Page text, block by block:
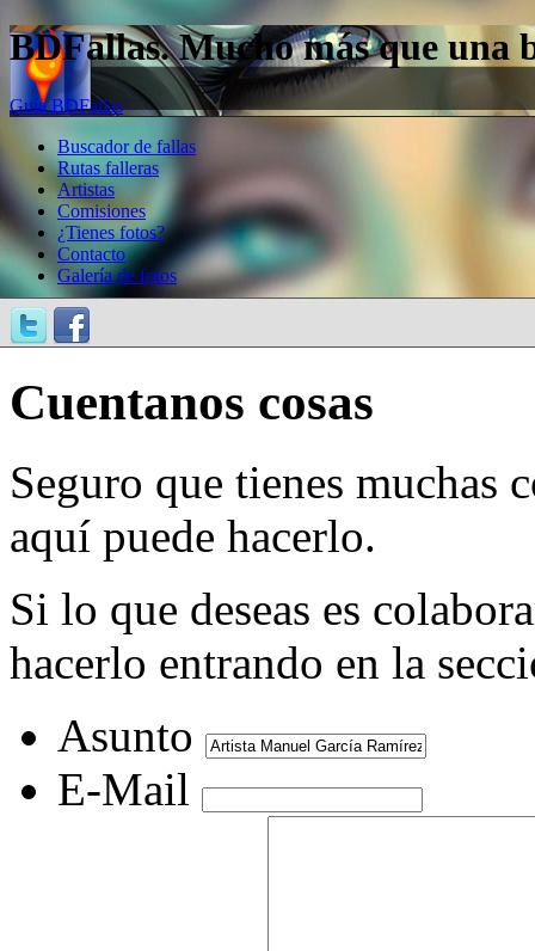
BDFallas. Mucho más que una
Guía BDFallas
Buscador de fallas
Rutas falleras
Artistas
Comisiones
¿Tienes fotos?
Contacto
Galería de fotos
Cuentanos cosas
Seguro que tienes muchas
aquí puede hacerlo.
Si lo que deseas es
hacerlo entrando en la
Asunto
E-Mail